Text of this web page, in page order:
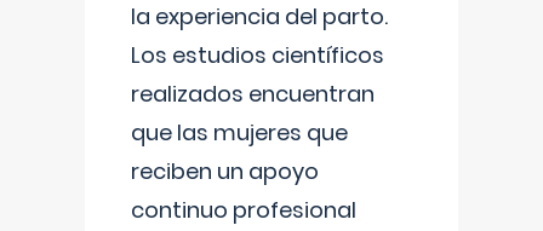
la experiencia del parto.
Los estudios científicos
realizados encuentran
que las mujeres que
reciben un apoyo
continuo profesional